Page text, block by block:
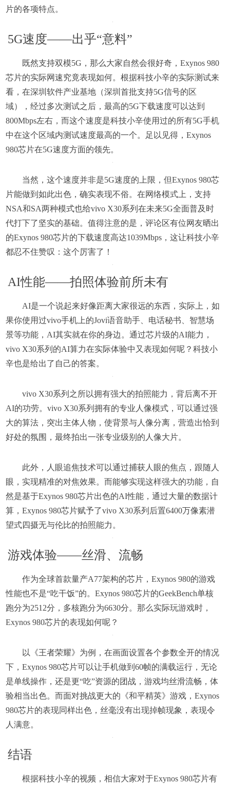
片的各项特点。
5G速度——出乎“意料”
既然支持双模5G，那么大家自然会很好奇，Exynos 980
芯片的实际网速究竟表现如何。根据科技小辛的实际测试来
看，在深圳软件产业基地（深圳首批支持5G信号的区
域），经过多次测试之后，最高的5G下载速度可以达到
800Mbps左右，而这个速度是科技小辛使用过的所有5G手机
中在这个区域内测试速度最高的一个。足以见得，Exynos
980芯片在5G速度方面的领先。
当然，这个速度并非是5G速度的上限，但Exynos 980芯
片能做到如此出色，确实表现不俗。在网络模式上，支持
NSA和SA两种模式也给vivo X30系列在未来5G全面普及时
代打下了坚实的基础。值得注意的是，评论区有位网友晒出
的Exynos 980芯片的下载速度高达1039Mbps，这让科技小辛
都忍不住赞叹：这个厉害了！
AI性能——拍照体验前所未有
AI是一个说起来好像距离大家很远的东西，实际上，如
果你使用过vivo手机上的Jovi语音助手、电话秘书、智慧场
景等功能，AI其实就在你的身边。通过芯片级的AI能力，
vivo X30系列的AI算力在实际体验中又表现如何呢？科技小
辛也是给出了自己的答案。
vivo X30系列之所以拥有强大的拍照能力，背后离不开
AI的功劳。vivo X30系列拥有的专业人像模式，可以通过强
大的算法，突出主体人物，使背景与人像分离，营造出恰到
好处的氛围，最终拍出一张专业级别的人像大片。
此外，人眼追焦技术可以通过捕获人眼的焦点，跟随人
眼，实现精准的对焦效果。而能够实现这样强大的功能，自
然是基于Exynos 980芯片出色的AI性能，通过大量的数据计
算，Exynos 980芯片赋予了vivo X30系列后置6400万像素潜
望式四摄无与伦比的拍照能力。
游戏体验——丝滑、流畅
作为全球首款量产A77架构的芯片，Exynos 980的游戏
性能也不是“吃干饭”的。Exynos 980芯片的GeekBench单核
跑分为2512分，多核跑分为6630分。那么实际玩游戏时，
Exynos 980芯片的表现如何呢？
以《王者荣耀》为例，在画面设置各个参数全开的情况
下，Exynos 980芯片可以让手机做到60帧的满载运行，无论
是单线操作，还是更“吃”资源的团战，游戏均丝滑流畅，体
验相当出色。而面对挑战更大的《和平精英》游戏，Exynos
980芯片的表现同样出色，丝毫没有出现掉帧现象，表现令
人满意。
结语
根据科技小辛的视频，相信大家对于Exynos 980芯片有